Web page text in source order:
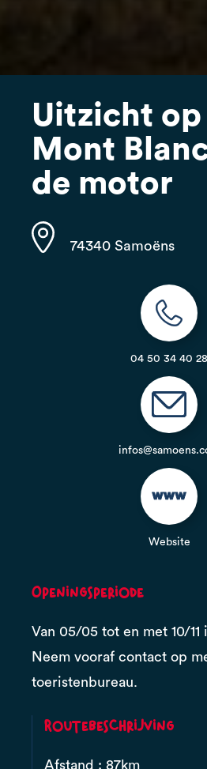
Uitzicht op
Mont
de motor
74340 Samoëns
04 50 34 40 28
Website
Openingsperiode
Van 05/05 tot en met 10/11
Neem vooraf contact op
toeristenbureau.
Routebeschrijving
Afstand : 87km